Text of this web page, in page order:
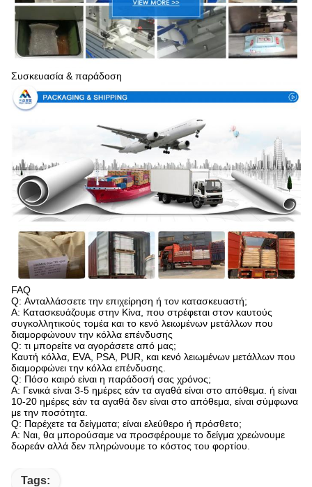
Συσκευασία & παράδοση
FAQ
Q: Ανταλλάσσετε την επιχείρηση ή τον κατασκευαστή;
Α: Κατασκευάζουμε στην Κίνα, που στρέφεται στον καυτούς
συγκολλητικούς τομέα και το κενό λειωμένων μετάλλων που
διαμορφώνουν την κόλλα επένδυσης
Q: τι μπορείτε να αγοράσετε από μας;
Καυτή κόλλα, EVA, PSA, PUR, και κενό λειωμένων μετάλλων που
διαμορφώνει την κόλλα επένδυσης.
Q: Πόσο καιρό είναι η παράδοσή σας χρόνος;
Α: Γενικά είναι 3-5 ημέρες εάν τα αγαθά είναι στο απόθεμα. ή είναι
10-20 ημέρες εάν τα αγαθά δεν είναι στο απόθεμα, είναι σύμφωνα
με την ποσότητα.
Q: Παρέχετε τα δείγματα; είναι ελεύθερο ή πρόσθετο;
Α: Ναι, θα μπορούσαμε να προσφέρουμε το δείγμα χρεώνουμε
δωρεάν αλλά δεν πληρώνουμε το κόστος του φορτίου.
Tags: